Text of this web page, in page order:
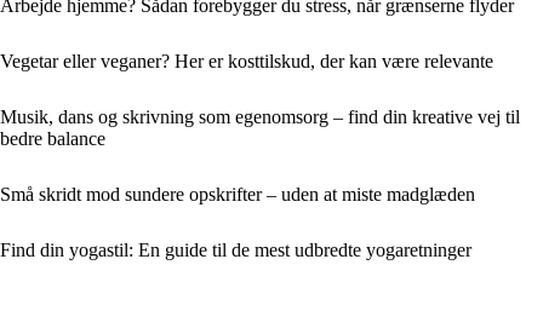
Arbejde hjemme? Sådan forebygger du stress, når grænserne flyder
Vegetar eller veganer? Her er kosttilskud, der kan være relevante
Musik, dans og skrivning som egenomsorg – find din kreative vej til
bedre balance
Små skridt mod sundere opskrifter – uden at miste madglæden
Find din yogastil: En guide til de mest udbredte yogaretninger